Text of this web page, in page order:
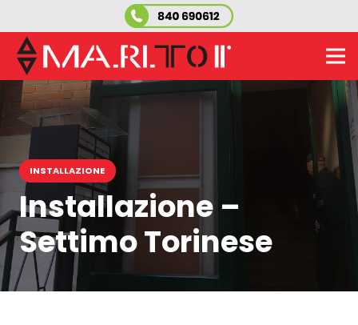
INSTALLAZIONE
Installazione –
Settimo Torinese